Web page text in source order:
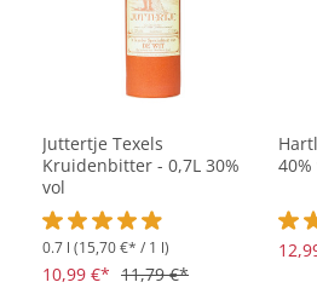
Juttertje Texels
Kruidenbitter - 0,7L 30%
vol
Durchschnittliche Bewertung von
0.7 l (15,70 €* / 1 l)
10,99 €* 11,79 €*
40%